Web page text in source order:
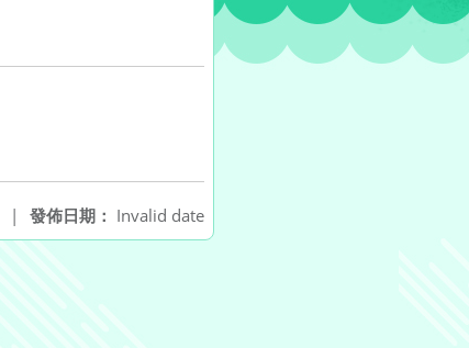
發佈日期： Invalid date
|